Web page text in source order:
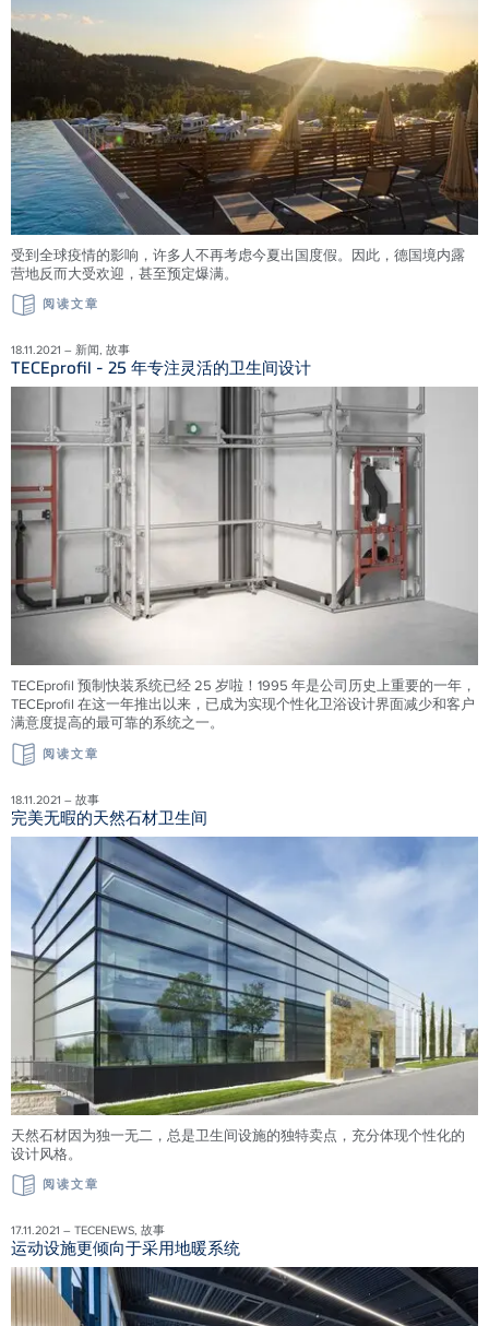
受到全球疫情的影响，许多人不再考虑今夏出国度假。因此，德国境内露
营地反而大受欢迎，甚至预定爆满。
阅读文章
18.11.2021 – 新闻, 故事
TECEprofil - 25 年专注灵活的卫生间设计
TECEprofil 预制快装系统已经 25 岁啦！1995 年是公司历史上重要的一年，
TECEprofil 在这一年推出以来，已成为实现个性化卫浴设计界面减少和客户
满意度提高的最可靠的系统之一。
阅读文章
18.11.2021 – 故事
完美无暇的天然石材卫生间
天然石材因为独一无二，总是卫生间设施的独特卖点，充分体现个性化的
设计风格。
阅读文章
17.11.2021 – TECENEWS, 故事
运动设施更倾向于采用地暖系统